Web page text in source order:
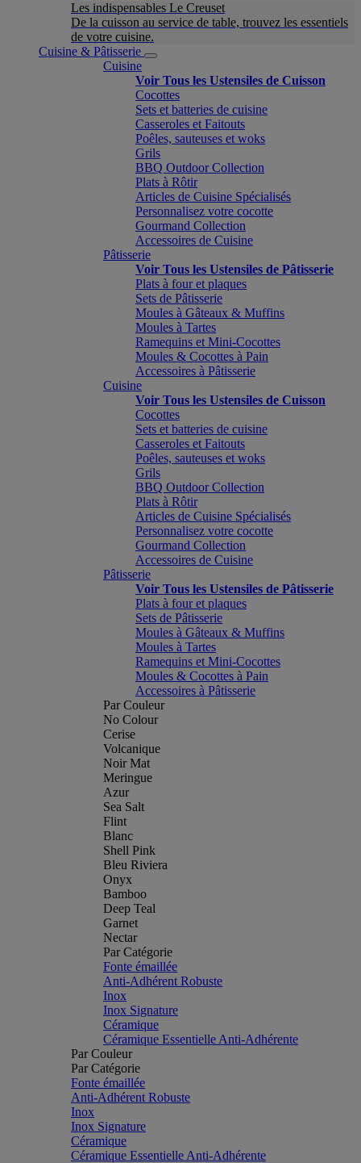
Les indispensables Le Creuset
De la cuisson au service de table, trouvez les essentiels
de votre cuisine.
Cuisine & Pâtisserie
Cuisine
Voir Tous les Ustensiles de Cuisson
Cocottes
Sets et batteries de cuisine
Casseroles et Faitouts
Poêles, sauteuses et woks
Grils
BBQ Outdoor Collection
Plats à Rôtir
Articles de Cuisine Spécialisés
Personnalisez votre cocotte
Gourmand Collection
Accessoires de Cuisine
Pâtisserie
Voir Tous les Ustensiles de Pâtisserie
Plats à four et plaques
Sets de Pâtisserie
Moules à Gâteaux & Muffins
Moules à Tartes
Ramequins et Mini-Cocottes
Moules & Cocottes à Pain
Accessoires à Pâtisserie
Cuisine
Voir Tous les Ustensiles de Cuisson
Cocottes
Sets et batteries de cuisine
Casseroles et Faitouts
Poêles, sauteuses et woks
Grils
BBQ Outdoor Collection
Plats à Rôtir
Articles de Cuisine Spécialisés
Personnalisez votre cocotte
Gourmand Collection
Accessoires de Cuisine
Pâtisserie
Voir Tous les Ustensiles de Pâtisserie
Plats à four et plaques
Sets de Pâtisserie
Moules à Gâteaux & Muffins
Moules à Tartes
Ramequins et Mini-Cocottes
Moules & Cocottes à Pain
Accessoires à Pâtisserie
Par Couleur
No Colour
Cerise
Volcanique
Noir Mat
Meringue
Azur
Sea Salt
Flint
Blanc
Shell Pink
Bleu Riviera
Onyx
Bamboo
Deep Teal
Garnet
Nectar
Par Catégorie
Fonte émaillée
Anti-Adhérent Robuste
Inox
Inox Signature
Céramique
Céramique Essentielle Anti-Adhérente
Par Couleur
Par Catégorie
Fonte émaillée
Anti-Adhérent Robuste
Inox
Inox Signature
Céramique
Céramique Essentielle Anti-Adhérente